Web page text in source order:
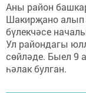
Аны район
Шакирҗано алып
бүлекчәсе
Ул райондагы
сөйләде. Быел 9
һәлак булган.